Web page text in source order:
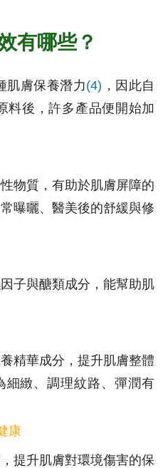
有哪些？
肌膚保養潛力(4) ，因此自
料後，許多產品便開始加
物質，有助於肌膚屏障的
曝曬、醫美後的舒緩與修
子與醣類成分，能幫助肌
精華成分，提升肌膚整體
細緻、調理紋路、彈潤有
康
提升肌膚對環境傷害的保